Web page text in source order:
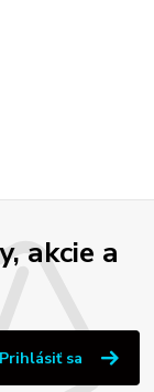
akcie a
Prihlásiť sa